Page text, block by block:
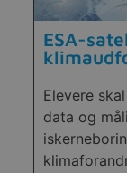
ESA-
Elevere
data og